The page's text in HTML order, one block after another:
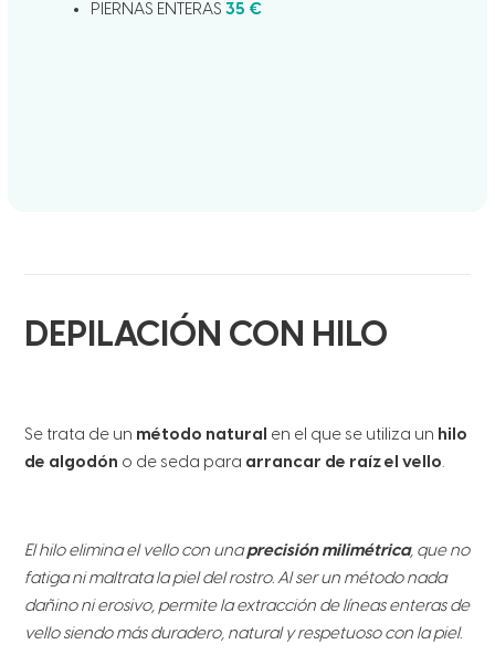
PIERNAS ENTERAS35 €
DEPILACIÓN CON HILO
Se trata de un método natural en el que se utiliza un hilo
de algodón o de seda para arrancar de raíz el vello.
El hilo elimina el vello con unaprecisión milimétrica, que no
fatiga ni maltrata la piel del rostro. Al ser un método nada
dañino ni erosivo, permite la extracción de líneas enteras de
vello siendo más duradero, natural y respetuoso con la piel.